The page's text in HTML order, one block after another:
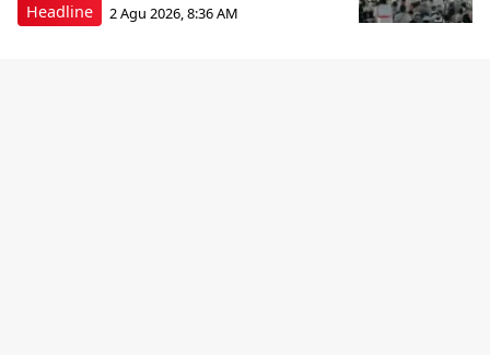
Headline 2 Agu 2026, 8:36 AM